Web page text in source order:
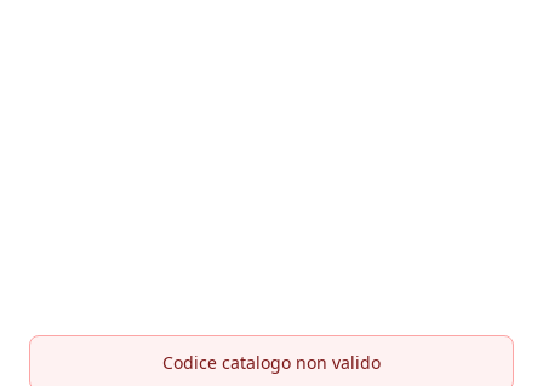
Codice catalogo non valido